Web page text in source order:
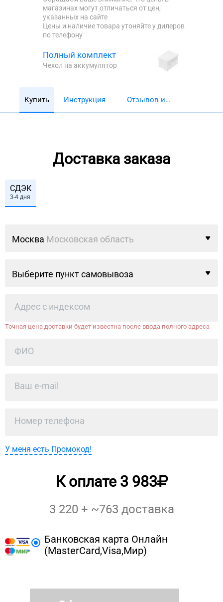
магазинах могут отличаться от цен,
указанных на сайте
Цены и наличие товара утоняйте у дилеров
по телефону
Полный комплект
Чехол на аккумулятор
Купить Инструкция
Отзывов и
Доставка заказа
СДЭК
3-4 дня
Москва Московская область
Выберите пункт самовывоза
Точная цена доставки будет известна после ввода полного адреса
У меня есть Промокод!
К оплате 3 983
3 220 + ~763 доставка
Банковская карта Онлайн
(MasterCard,Visa,Мир)